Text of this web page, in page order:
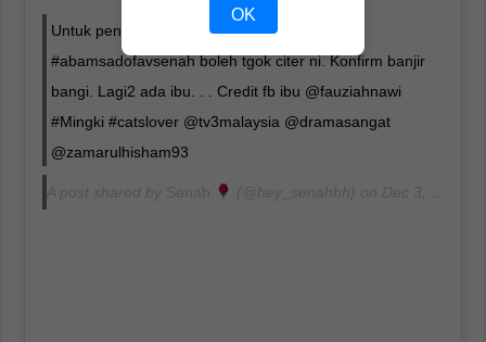
Untuk pencinta kucing mcm senah. Mcm
#abamsadofavsenah boleh tgok citer ni. Konfirm banjir
bangi. Lagi2 ada ibu. . . Credit fb ibu @fauziahnawi
#Mingki #catslover @tv3malaysia @dramasangat
@zamarulhisham93
OK